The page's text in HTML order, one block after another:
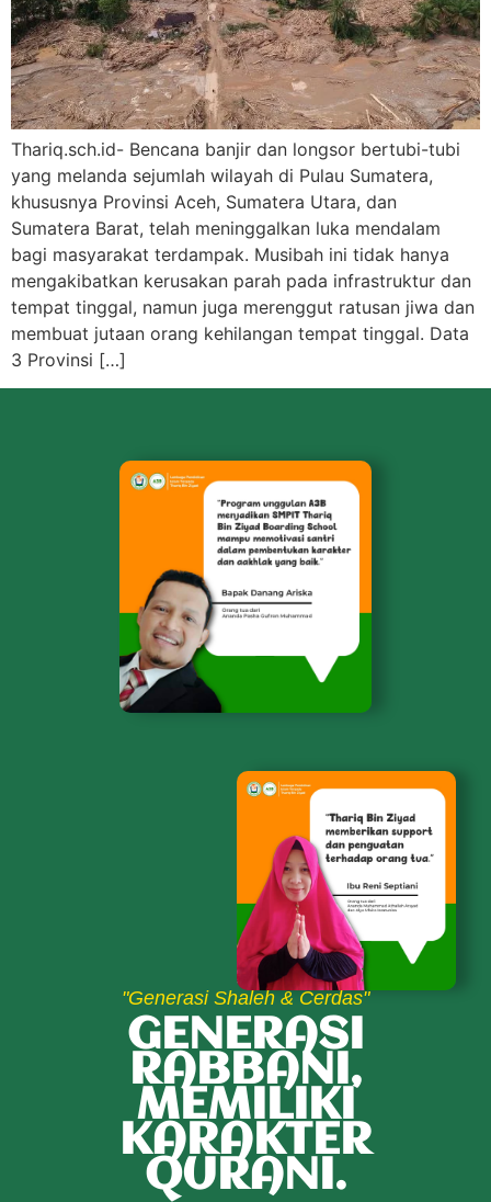
Thariq.sch.id- Bencana banjir dan longsor bertubi-tubi
yang melanda sejumlah wilayah di Pulau Sumatera,
khususnya Provinsi Aceh, Sumatera Utara, dan
Sumatera Barat, telah meninggalkan luka mendalam
bagi masyarakat terdampak. Musibah ini tidak hanya
mengakibatkan kerusakan parah pada infrastruktur dan
tempat tinggal, namun juga merenggut ratusan jiwa dan
membuat jutaan orang kehilangan tempat tinggal. Data
3 Provinsi […]
"Generasi Shaleh & Cerdas"
GENERASI
RABBANI,
MEMILIKI
KARAKTER
QURANI.